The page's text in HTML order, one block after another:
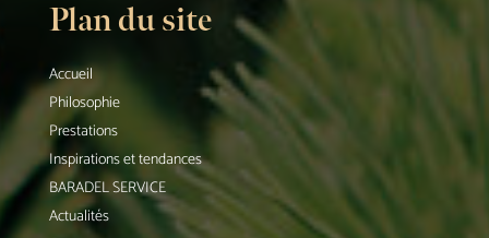
Plan du site
Accueil
Philosophie
Prestations
Inspirations et tendances
BARADEL SERVICE
Actualités